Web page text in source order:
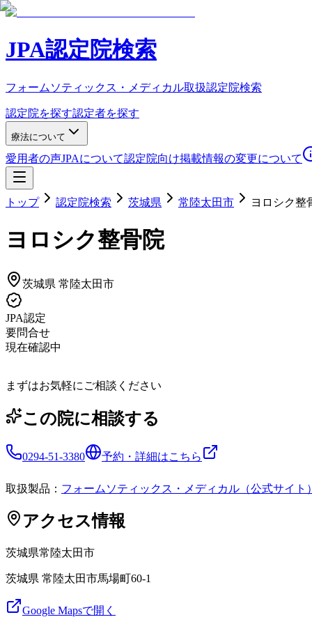
JPA認定院検索
フォームソティックス・メディカル取扱認定院検索
認定院を探す認定者を探す
療法について
愛用者の声JPAについて認定院向け掲載情報の変更について
トップ 認定院検索 茨城県 常陸太田市 ヨロシク整
ヨロシク整骨院
茨城県 常陸太田市
JPA認定
要問合せ
現在確認中
まずはお気軽にご相談ください
この院に相談する
0294-51-3380 予約・詳細はこちら
取扱製品： フォームソティックス・メディカル（公式サイト
アクセス情報
茨城県常陸太田市
茨城県 常陸太田市馬場町60-1
Google Mapsで開く